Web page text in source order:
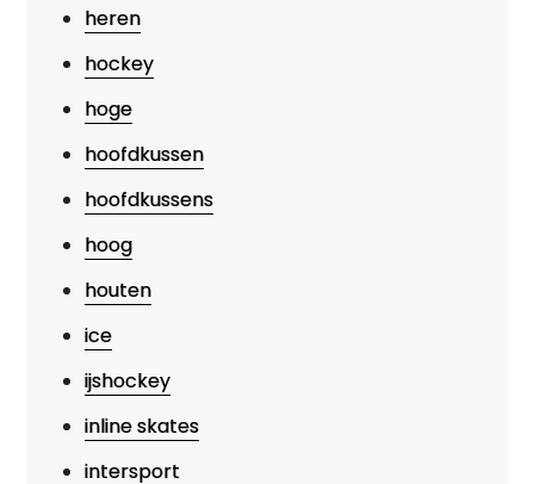
heren
hockey
hoge
hoofdkussen
hoofdkussens
hoog
houten
ice
ijshockey
inline skates
intersport